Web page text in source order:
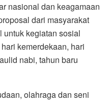
nasional dan keagamaan
dari masyarakat
untuk kegiatan sosial
kemerdekaan, hari
nabi, tahun baru
olahraga dan seni